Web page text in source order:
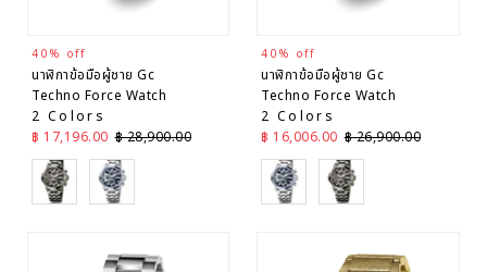
ราคา
จากสูงไป
วันที่ จาก
เก่าไป
เก่า
40% off
นาฬิกาข้อมือผู้ชาย Gc
Techno Force Watch
2 Colors
ราคาลด
฿ 17,196.00 ราคาปกติ
฿ 28,900.00
Black Silver
40% off
นาฬิกาข้อมือผู้ชาย Gc
Techno Force Watch
2 Colors
ราคาลด
฿ 16,006.00 ราคาปกติ
฿ 26,900.00
Silver Black